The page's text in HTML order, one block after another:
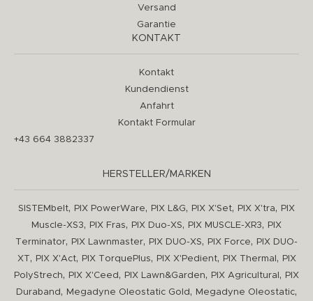
Versand
Garantie
KONTAKT
Kontakt
Kundendienst
Anfahrt
Kontakt Formular
+43 664 3882337
HERSTELLER/MARKEN
SISTEMbelt, PIX PowerWare, PIX L&G, PIX X'Set, PIX X'tra,
PIX
Muscle-XS3, PIX Fras, PIX Duo-XS, PIX MUSCLE-XR3,
PIX
Terminator, PIX Lawnmaster, PIX DUO-XS, PIX Force,
PIX DUO-
XT, PIX X'Act, PIX TorquePlus, PIX X'Pedient, PIX Thermal ,
PIX
PolyStrech, PIX X'Ceed , PIX Lawn&Garden, PIX Agricultural ,
PIX
Duraband , Megadyne Oleostatic Gold , Megadyne Oleostatic,